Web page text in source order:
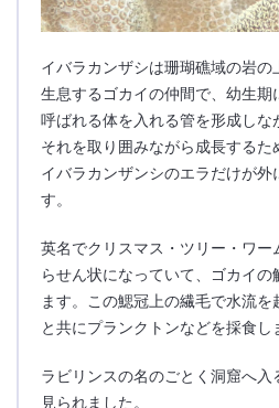
イバラカンザシは珊瑚礁域の岩の
生息するゴカイの仲間で、幼生期
呼ばれる体を入れる管を形成しな
それを取り囲みながら成長する
イバラカンザンシのエラだけが外
す。
英名でクリスマス・ツリー・ワー
らせん状になっていて、ゴカイの
ます。この鰓冠上の繊毛で水流
と共にプランクトンなどを採食し
ラビリンスの名のごとく洞窟へ
見られました。